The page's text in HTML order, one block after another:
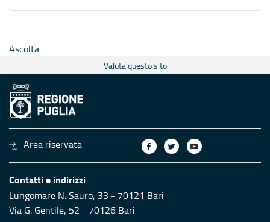
Ascolta
Valuta questo sito
Area riservata
Contatti e indirizzi
Lungomare N. Sauro, 33 - 70121 Bari
Via G. Gentile, 52 - 70126 Bari